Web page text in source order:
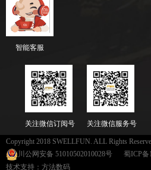
智能客服
关注微信服务号
关注微信订阅号
Copyright 2018 SWELLFUN. ALL Rights
川公网安备 51010502010028号
蜀ICP备
技术支持：方法数码